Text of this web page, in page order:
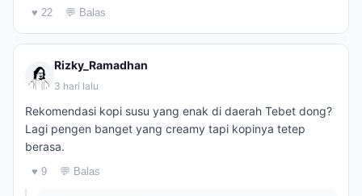
♥ 22 💬 Balas
Rizky_Ramadhan
3 hari lalu
Rekomendasi kopi susu yang enak di daerah Tebet dong?
Lagi pengen banget yang creamy tapi kopinya tetep
berasa.
♥ 9 💬 Balas